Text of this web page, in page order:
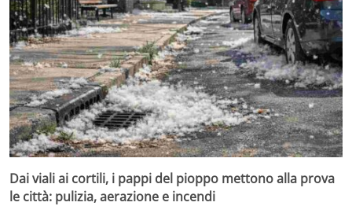
Dai viali ai cortili, i pappi del pioppo mettono alla prova
le città: pulizia, aerazione e incendi